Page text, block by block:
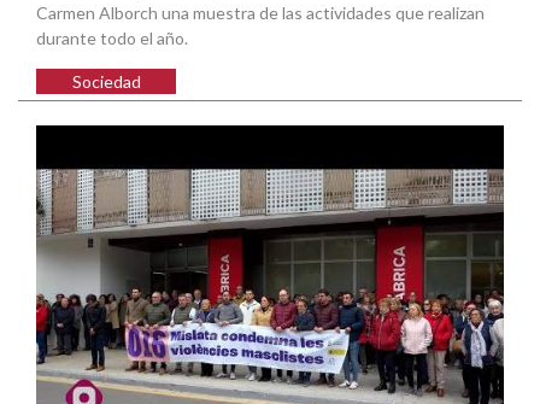
Carmen Alborch una muestra de las actividades que realizan
durante todo el año.
Sociedad